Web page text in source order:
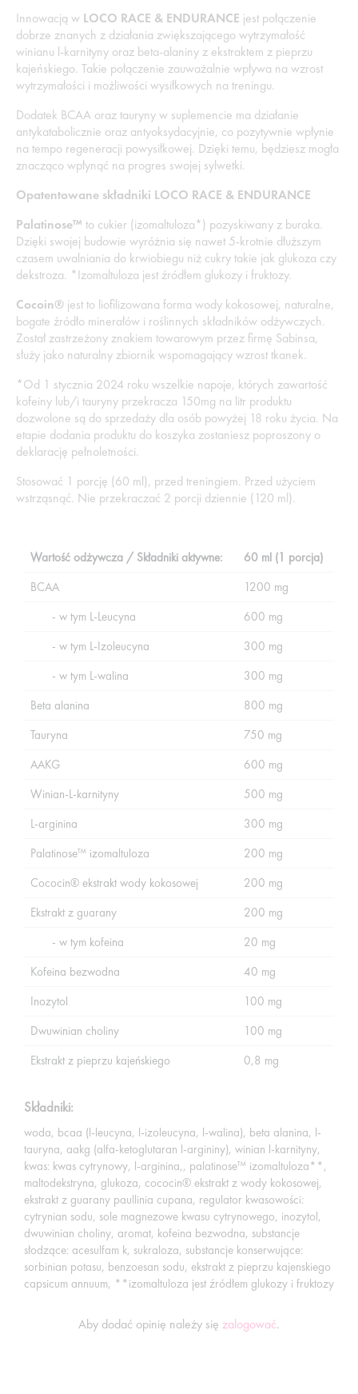
Innowacją w LOCO RACE & ENDURANCE jest połączenie
dobrze znanych z działania zwiększającego wytrzymałość
winianu l-karnityny oraz beta-alaniny z ekstraktem z pieprzu
kajeńskiego. Takie połączenie zauważalnie wpływa na wzrost
wytrzymałości i możliwości wysiłkowych na treningu.
Dodatek BCAA oraz tauryny w suplemencie ma działanie
antykatabolicznie oraz antyoksydacyjnie, co pozytywnie wpłynie
na tempo regeneracji powysiłkowej. Dzięki temu, będziesz mogła
znacząco wpłynąć na progres swojej sylwetki.
Opatentowane składniki LOCO RACE & ENDURANCE
Palatinose™ to cukier (izomaltuloza*) pozyskiwany z buraka.
Dzięki swojej budowie wyróżnia się nawet 5-krotnie dłuższym
czasem uwalniania do krwiobiegu niż cukry takie jak glukoza czy
dekstroza. *Izomaltuloza jest źródłem glukozy i fruktozy.
Cocoin® jest to liofilizowana forma wody kokosowej, naturalne,
bogate źródło minerałów i roślinnych składników odżywczych.
Został zastrzeżony znakiem towarowym przez firmę Sabinsa,
służy jako naturalny zbiornik wspomagający wzrost tkanek.
*Od 1 stycznia 2024 roku wszelkie napoje, których zawartość
kofeiny lub/i tauryny przekracza 150mg na litr produktu
dozwolone są do sprzedaży dla osób powyżej 18 roku życia. Na
etapie dodania produktu do koszyka zostaniesz poproszony o
deklarację pełnoletności.
Stosować 1 porcję (60 ml), przed treningiem. Przed użyciem
wstrząsnąć. Nie przekraczać 2 porcji dziennie (120 ml).
Wartość odżywcza / Składniki aktywne:
60 ml (1 porcja)
BCAA
1200 mg
- w tym L-Leucyna
600 mg
- w tym L-Izoleucyna
300 mg
- w tym L-walina
300 mg
Beta alanina
800 mg
Tauryna
750 mg
AAKG
600 mg
Winian-L-karnityny
500 mg
L-arginina
300 mg
Palatinose™ izomaltuloza
200 mg
Cococin® ekstrakt wody kokosowej
200 mg
Ekstrakt z guarany
200 mg
- w tym kofeina
20 mg
Kofeina bezwodna
40 mg
Inozytol
100 mg
Dwuwinian choliny
100 mg
Ekstrakt z pieprzu kajeńskiego
0,8 mg
Składniki:
woda, bcaa (l-leucyna, l-izoleucyna, l-walina), beta alanina, l-
tauryna, aakg (alfa-ketoglutaran l-argininy), winian l-karnityny,
kwas: kwas cytrynowy, l-arginina,, palatinose™ izomaltuloza**,
maltodekstryna, glukoza, cococin® ekstrakt z wody kokosowej,
ekstrakt z guarany paullinia cupana, regulator kwasowości:
cytrynian sodu, sole magnezowe kwasu cytrynowego, inozytol,
dwuwinian choliny, aromat, kofeina bezwodna, substancje
słodzące: acesulfam k, sukraloza, substancje konserwujące:
sorbinian potasu, benzoesan sodu, ekstrakt z pieprzu kajenskiego
capsicum annuum, **izomaltuloza jest źródłem glukozy i fruktozy
Aby dodać opinię należy się zalogować.